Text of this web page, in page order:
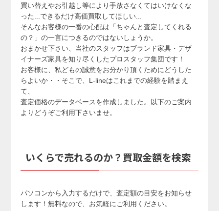
買い替えやお引越し等により手放さなくてはいけなくな
った...できるだけ高価買取してほしい...
そんなお客様の一番の心配は「ちゃんと査定してくれる
の？」の一言につきるのではないしょうか。
おまかせ下さい、当社のスタッフはブランド家具・デザ
イナーズ家具を知り尽くしたプロスタッフ集団です！
お客様に、私どもの誠意をお分かり頂くためにどうした
らよいか・・そこで、L-lineはこれまでの経験を踏まえ
て、
査定価格のデータベースを作成しました。以下のご案内
よりどうぞご利用下さいませ。
いくらで売れるのか？買取金額を検索
パソコンから入力するだけで、査定額の目安をお知らせ
します！無料なので、お気軽にご利用ください。